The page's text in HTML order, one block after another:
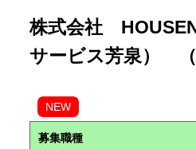
株式会社
サービス芳泉） （
NEW
募集職種